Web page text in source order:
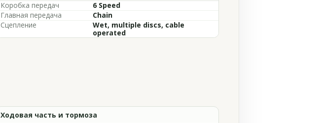
Коробка передач
6 Speed
Главная передача
Chain
Сцепление
Wet, multiple discs, cable
operated
Ходовая часть и тормоза